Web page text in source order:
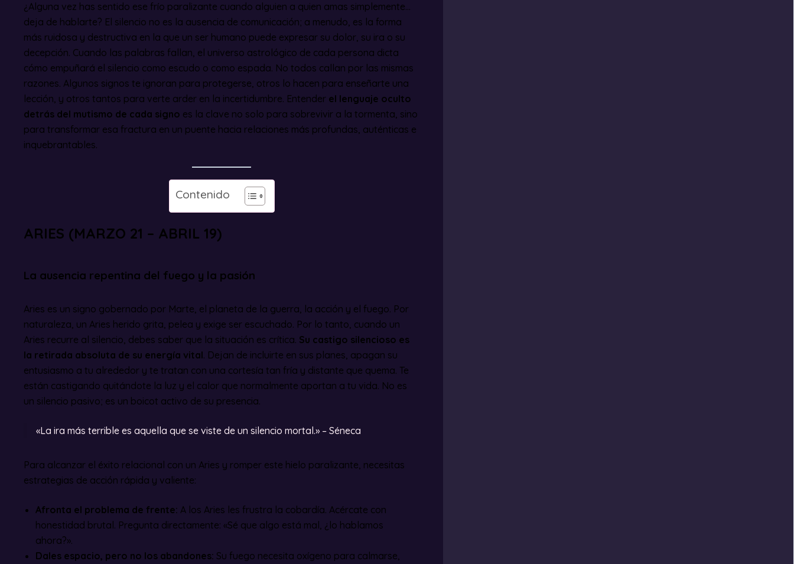
¿Alguna vez has sentido ese frío paralizante cuando alguien a quien amas simplemente…
deja de hablarte? El silencio no es la ausencia de comunicación; a menudo, es la forma
más ruidosa y destructiva en la que un ser humano puede expresar su dolor, su ira o su
decepción. Cuando las palabras fallan, el universo astrológico de cada persona dicta
cómo empuñará el silencio como escudo o como espada. No todos callan por las mismas
razones. Algunos signos te ignoran para protegerse, otros lo hacen para enseñarte una
lección, y otros tantos para verte arder en la incertidumbre. Entender el lenguaje oculto
detrás del mutismo de cada signo es la clave no solo para sobrevivir a la tormenta, sino
para transformar esa fractura en un puente hacia relaciones más profundas, auténticas e
inquebrantables.
Contenido
ARIES (MARZO 21 – ABRIL 19)
La ausencia repentina del fuego y la pasión
Aries es un signo gobernado por Marte, el planeta de la guerra, la acción y el fuego. Por
naturaleza, un Aries herido grita, pelea y exige ser escuchado. Por lo tanto, cuando un
Aries recurre al silencio, debes saber que la situación es crítica. Su castigo silencioso es
la retirada absoluta de su energía vital. Dejan de incluirte en sus planes, apagan su
entusiasmo a tu alrededor y te tratan con una cortesía tan fría y distante que quema. Te
están castigando quitándote la luz y el calor que normalmente aportan a tu vida. No es
un silencio pasivo; es un boicot activo de su presencia.
«La ira más terrible es aquella que se viste de un silencio mortal.» – Séneca
Para alcanzar el éxito relacional con un Aries y romper este hielo paralizante, necesitas
estrategias de acción rápida y valiente:
Afronta el problema de frente: A los Aries les frustra la cobardía. Acércate con
honestidad brutal. Pregunta directamente: «Sé que algo está mal, ¿lo hablamos
ahora?».
Dales espacio, pero no los abandones: Su fuego necesita oxígeno para calmarse,